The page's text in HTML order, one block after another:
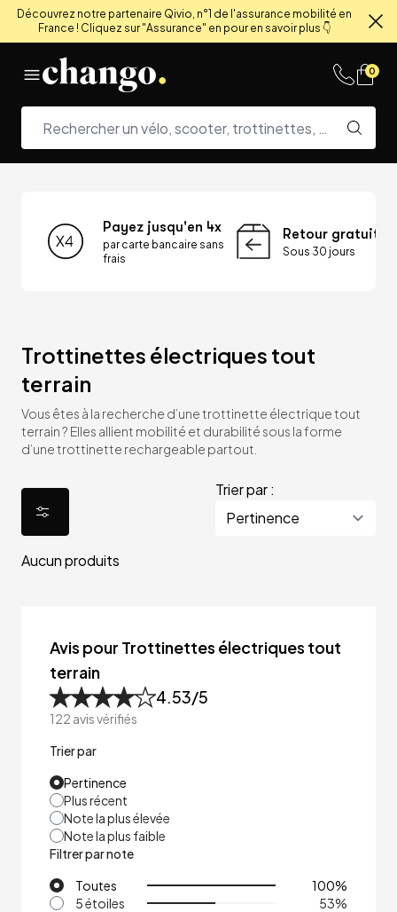
Découvrez notre partenaire Qivio, n°1 de l'assurance mobilité en
France ! Cliquez sur "Assurance" en pour en savoir plus 👇
0
Payez jusqu'en 4x
par carte bancaire sans
frais
Retour gratuit
Sous 30 jours
Trottinettes électriques tout
terrain
Vous êtes à la recherche d’une trottinette électrique tout
terrain ? Elles allient mobilité et durabilité sous la forme
d’une trottinette rechargeable partout.
Trier par :
Aucun produits
Avis pour Trottinettes électriques tout
terrain
4.53/5
122 avis vérifiés
Trier par
Pertinence
Plus récent
Note la plus élevée
Note la plus faible
Filtrer par note
Toutes
100%
5 étoiles
53%